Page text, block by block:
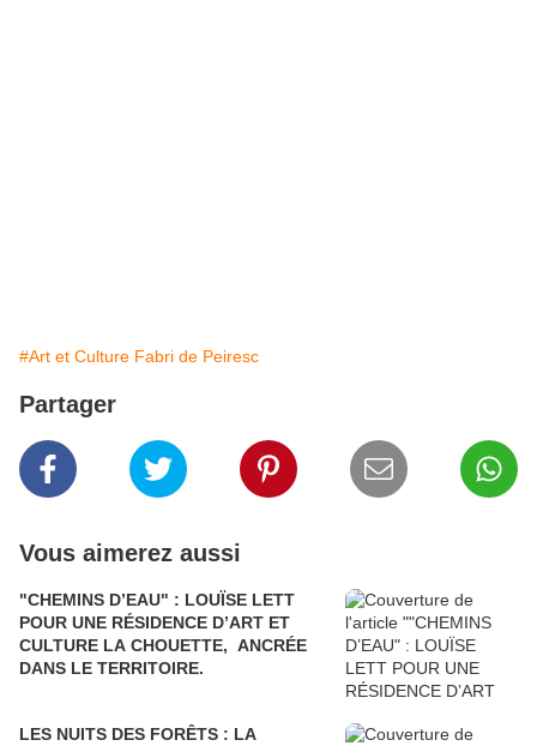
#Art et Culture Fabri de Peiresc
Partager
Vous aimerez aussi
"CHEMINS D’EAU" : LOUÏSE LETT
POUR UNE RÉSIDENCE D’ART ET
CULTURE LA CHOUETTE, ANCRÉE
DANS LE TERRITOIRE.
LES NUITS DES FORÊTS : LA